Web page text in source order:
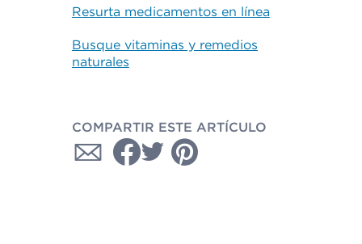
Resurta medicamentos en línea
Busque vitaminas y remedios
naturales
COMPARTIR ESTE ARTÍCULO